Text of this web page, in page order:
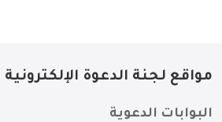
مواقع لجنة الدعوة الإلكترونية
البوابات الدعوية